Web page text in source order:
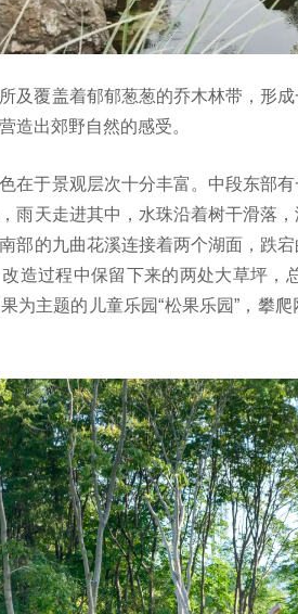
覆盖着郁郁葱葱的乔木林带，形成
造出郊野自然的感受。
于景观层次十分丰富。中段东部有
雨天走进其中，水珠沿着树干滑落
部的九曲花溪连接着两个湖面，跌
造过程中保留下来的两处大草坪，
为主题的儿童乐园“松果乐园”，攀